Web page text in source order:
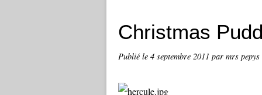
Christmas
Publié le 4 septembre 2011 par mrs pepys